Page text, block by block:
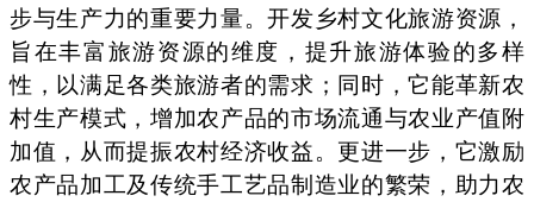
步与生产力的重要力量。开发乡村文化旅游资源，
旨在丰富旅游资源的维度，提升旅游体验的多样
性，以满足各类旅游者的需求；同时，它能革新农
村生产模式，增加农产品的市场流通与农业产值附
加值，从而提振农村经济收益。更进一步，它激励
农产品加工及传统手工艺品制造业的繁荣，助力农